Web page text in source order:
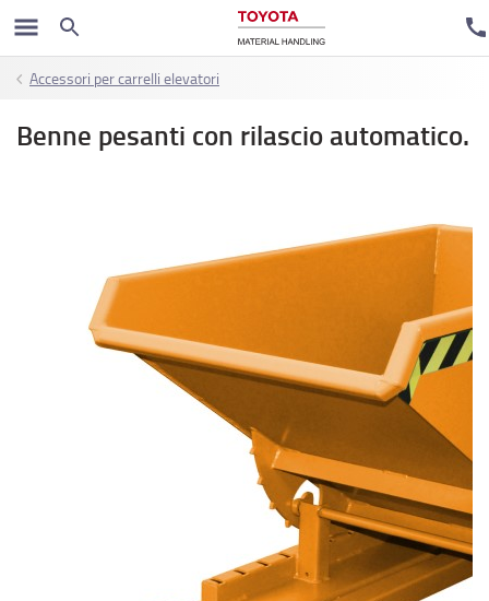
Accessori per carrelli elevatori
Benne pesanti con rilascio automatico.